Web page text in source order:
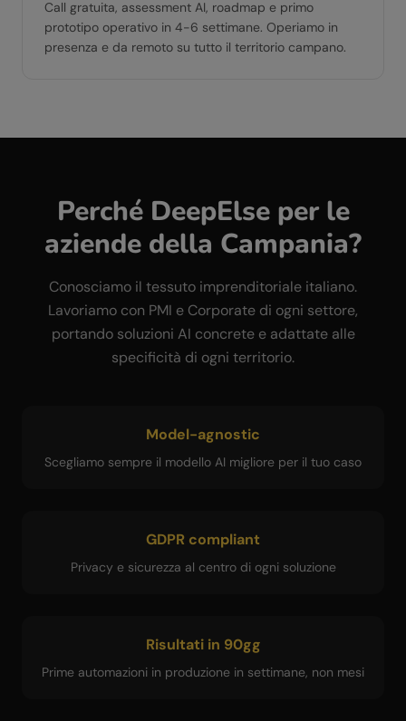
Call gratuita, assessment AI, roadmap e primo
prototipo operativo in 4-6 settimane. Operiamo in
presenza e da remoto su tutto il territorio campano.
Perché DeepElse per le
aziende della Campania?
Conosciamo il tessuto imprenditoriale italiano.
Lavoriamo con PMI e Corporate di ogni settore,
portando soluzioni AI concrete e adattate alle
specificità di ogni territorio.
Model-agnostic
Scegliamo sempre il modello AI migliore per il tuo caso
GDPR compliant
Privacy e sicurezza al centro di ogni soluzione
Risultati in 90gg
Prime automazioni in produzione in settimane, non mesi